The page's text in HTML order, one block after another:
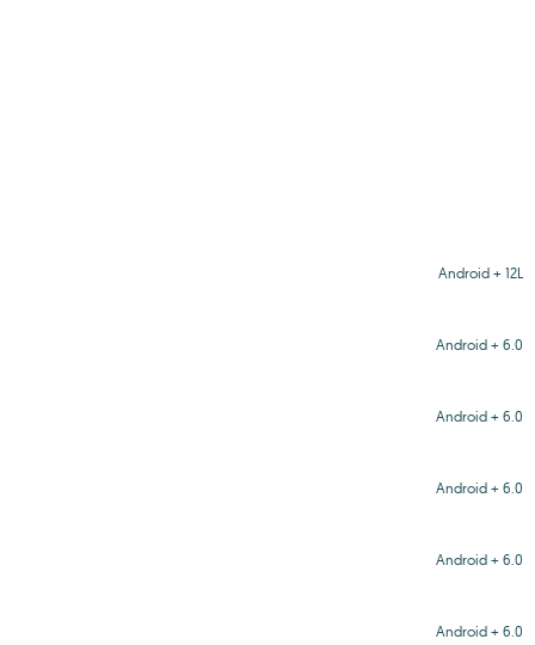
Android + 12L
Android + 6.0
Android + 6.0
Android + 6.0
Android + 6.0
Android + 6.0